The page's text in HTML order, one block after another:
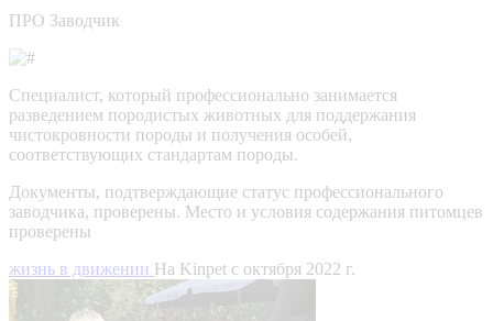
ПРО Заводчик
Специалист, который профессионально занимается
разведением породистых животных для поддержания
чистокровности породы и получения особей,
соответствующих стандартам породы.
Документы, подтверждающие статус профессионального
заводчика, проверены. Место и условия содержания питомцев
проверены
жизнь в движении На Kinpet c октября 2022 г.